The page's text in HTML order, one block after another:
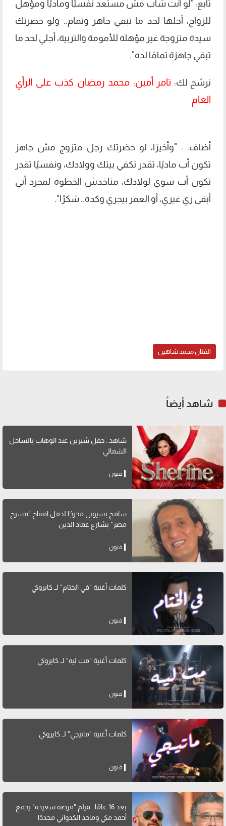
تابع: "لو أنت شاب مش مستعد نفسيًا وماديًا ومؤهل
للزواج، أجلها لحد ما تبقي جاهز وتمام.. ولو حضرتك
سيدة متزوجة غير مؤهله للأمومة والتربية، أجلي لحد ما
تبقي جاهزة تمامًا لده".
نرشح لك: تامر أمين: محمد رمضان كذب على الرأي
العام
أضاف: : "وأخيرًا، لو حضرتك رجل متزوج مش جاهز
تكون أب ماديًا، تقدر تكفي بيتك وولادك، ونفسيًا تقدر
تكون أب سوي لولادك، متاخدش الخطوة لمجرد أني
أبقى زي غيري، أو العمر بيجري وكده.. شكرًا".
الفنان محمد شاهين
شاهد أيضاً
شاهد.. حفل شيرين عبد الوهاب بالساحل
الشمالي
فنون
سامح بسيوني مخرجًا لحفل افتتاح "مسرح
مصر" بشارع عماد الدين
فنون
كلمات أغنية "في الختام" لــ كايروكي
فنون
كلمات أغنية "مت ليه" لــ كايروكي
فنون
كلمات أغنية "ماتيجي" لــ كايروكي
فنون
بعد 16 عامًا.. فيلم "فرصة سعيدة" يجمع
أحمد مكي وماجد الكدواني مجددًا